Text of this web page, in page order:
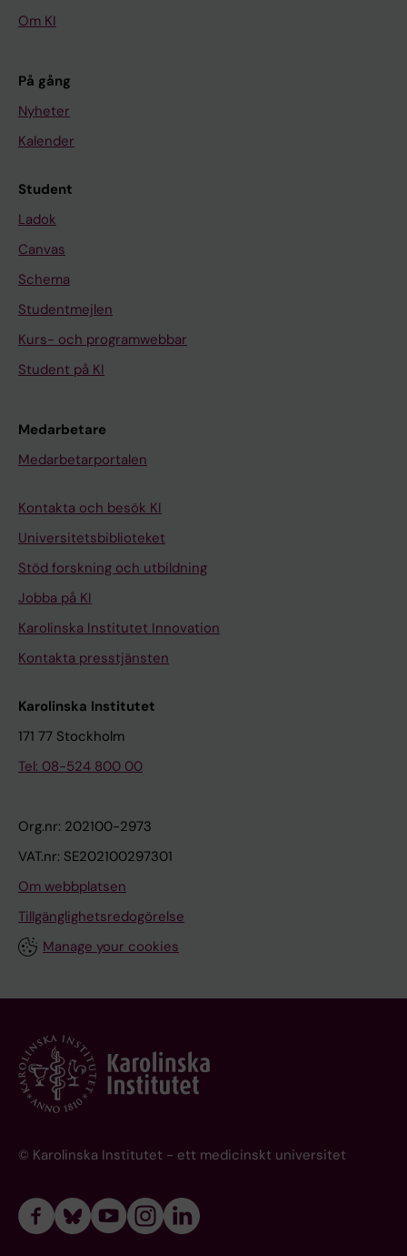
Om KI
På gång
Nyheter
Kalender
Student
Ladok
Canvas
Schema
Studentmejlen
Kurs- och programwebbar
Student på KI
Medarbetare
Medarbetarportalen
Kontakta och besök KI
Universitetsbiblioteket
Stöd forskning och utbildning
Jobba på KI
Karolinska Institutet Innovation
Kontakta presstjänsten
Karolinska Institutet
171 77 Stockholm
Tel: 08-524 800 00
Org.nr: 202100-2973
VAT.nr: SE202100297301
Om webbplatsen
Tillgänglighetsredogörelse
Manage your cookies
© Karolinska Institutet - ett medicinskt universitet